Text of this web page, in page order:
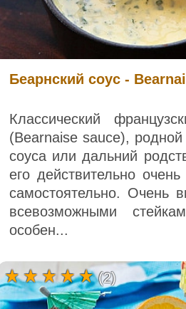
Беарнский соус -
Классический
(Bearnaise sauce), родной
соуса или дальний
его действительно очень
самостоятельно. Очень
всевозможными
особен...
(2)